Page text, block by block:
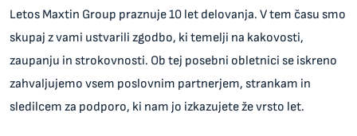
Letos Maxtin Group praznuje 10 let delovanja. V tem času smo
skupaj z vami ustvarili zgodbo, ki temelji na kakovosti,
zaupanju in strokovnosti. Ob tej posebni obletnici se iskreno
zahvaljujemo vsem poslovnim partnerjem, strankam in
sledilcem za podporo, ki nam jo izkazujete že vrsto let.